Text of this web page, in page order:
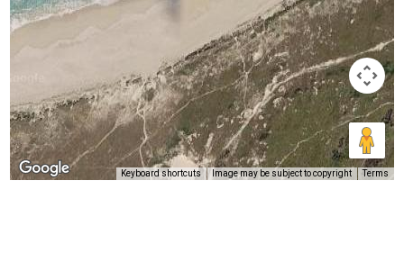
Keyboard shortcuts Image may be subject to copyright Terms